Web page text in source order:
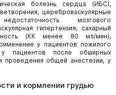
болезнь сердца (ИБС),
цереброваскулярные
мозгового
гипертензия, сахарный
(КК менее 80 мл/мин),
у пациентов пожилого
пациентов после обширных
проведения общей анестезии, у
и кормлении грудью